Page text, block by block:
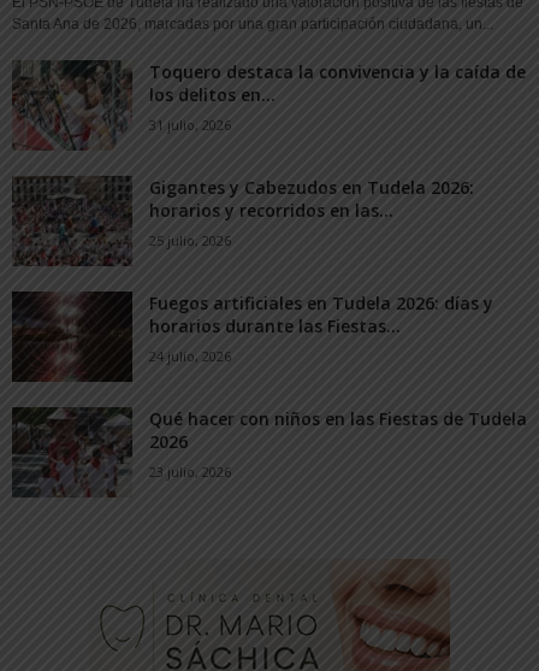
Santa Ana de 2026, marcadas por una gran participación ciudadana, un...
Toquero destaca la convivencia y la caída de
los delitos en...
31 julio, 2026
Gigantes y Cabezudos en Tudela 2026:
horarios y recorridos en las...
25 julio, 2026
Fuegos artificiales en Tudela 2026: días y
horarios durante las Fiestas...
24 julio, 2026
Qué hacer con niños en las Fiestas de Tudela
2026
23 julio, 2026